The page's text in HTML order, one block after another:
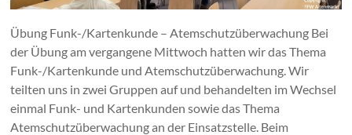
Übung Funk-/Kartenkunde – Atemschutzüberwachung Bei
der Übung am vergangene Mittwoch hatten wir das Thema
Funk-/Kartenkunde und Atemschutzüberwachung. Wir
teilten uns in zwei Gruppen auf und behandelten im Wechsel
einmal Funk- und Kartenkunden sowie das Thema
Atemschutzüberwachung an der Einsatzstelle. Beim